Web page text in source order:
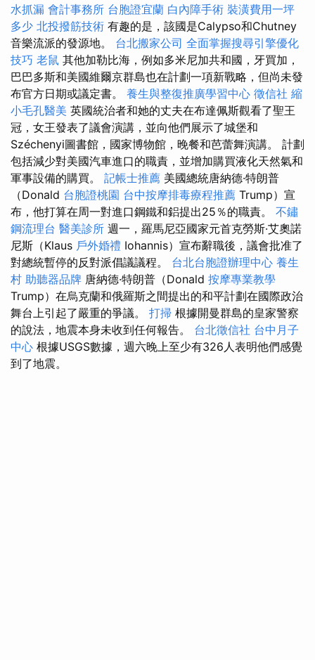
水抓漏 會計事務所 台胞證宜蘭 白內障手術 裝潢費用一坪
多少 北投撥筋技術 有趣的是，該國是Calypso和Chutney
音樂流派的發源地。 台北搬家公司 全面掌握搜尋引擎優化
技巧 老鼠 其他加勒比海，例如多米尼加共和國，牙買加，
巴巴多斯和美國維爾京群島也在計劃一項新戰略，但尚未發
布官方日期或議定書。 養生與整復推廣學習中心 徵信社 縮
小毛孔醫美 英國統治者和她的丈夫在布達佩斯觀看了聖王
冠，女王發表了議會演講，並向他們展示了城堡和
Széchenyi圖書館，國家博物館，晚餐和芭蕾舞演講。 計劃
包括減少對美國汽車進口的職責，並增加購買液化天然氣和
軍事設備的購買。 記帳士推薦 美國總統唐納德·特朗普
（Donald 台胞證桃園 台中按摩排毒療程推薦 Trump）宣
布，他打算在周一對進口鋼鐵和鋁提出25％的職責。 不鏽
鋼流理台 醫美診所 週一，羅馬尼亞國家元首克勞斯·艾奧諾
尼斯（Klaus 戶外婚禮 Iohannis）宣布辭職後，議會批准了
對總統暫停的反對派倡議議程。 台北台胞證辦理中心 養生
村 助聽器品牌 唐納德·特朗普（Donald 按摩專業教學
Trump）在烏克蘭和俄羅斯之間提出的和平計劃在國際政治
舞台上引起了嚴重的爭議。 打掃 根據開曼群島的皇家警察
的說法，地震本身未收到任何報告。 台北徵信社 台中月子
中心 根據USGS數據，週六晚上至少有326人表明他們感覺
到了地震。